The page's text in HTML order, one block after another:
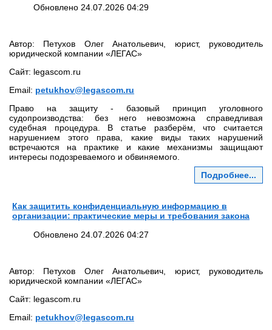
Обновлено 24.07.2026 04:29
Автор: Петухов Олег Анатольевич, юрист, руководитель
юридической компании «ЛЕГАС»
Сайт: legascom.ru
Email: petukhov@legascom.ru
Право на защиту - базовый принцип уголовного
судопроизводства: без него невозможна справедливая
судебная процедура. В статье разберём, что считается
нарушением этого права, какие виды таких нарушений
встречаются на практике и какие механизмы защищают
интересы подозреваемого и обвиняемого.
Подробнее...
Как защитить конфиденциальную информацию в
организации: практические меры и требования закона
Обновлено 24.07.2026 04:27
Автор: Петухов Олег Анатольевич, юрист, руководитель
юридической компании «ЛЕГАС»
Сайт: legascom.ru
Email: petukhov@legascom.ru